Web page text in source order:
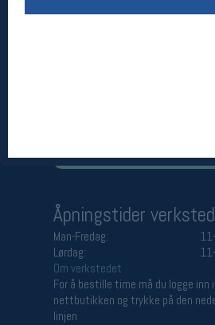
MELD DEG INN GRATIS
Åpningstider
Man-Fredag:
Lørdag:
Om verkstedet
For å bestille time må du logge inn i
nettbutikken og trykke på den
linjen